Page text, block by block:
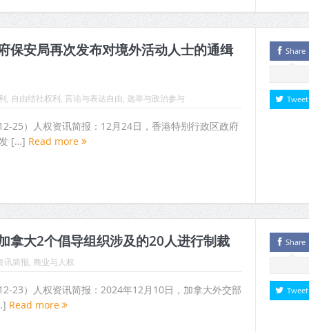
保安局再次发布对境外活动人士的通缉
自由结社权利 言论与表达自由 选举与政治参与
25）人权资讯简报：12月24日，香港特别行政区政府
[…] Read more
Share
Tweet
拿大2个倡导组织涉及的20人进行制裁
讯简报 商业与人权
23）人权资讯简报：2024年12月10日，加拿大外交部
Read more
Share
Tweet